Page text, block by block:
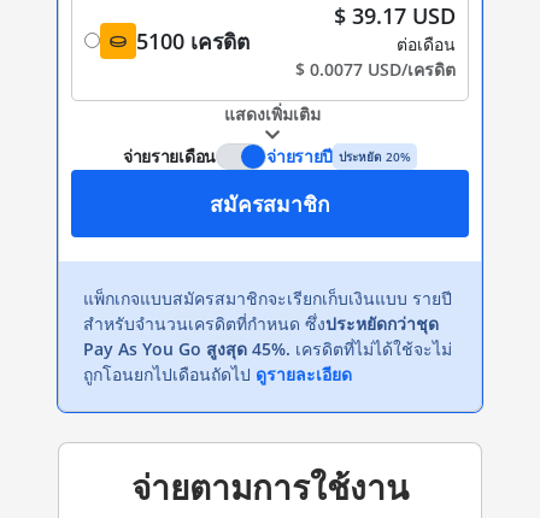
5100 เครดิต
$ 39.17 USD
ต่อเดือน
$ 0.0077 USD/เครดิต
แสดงเพิ่มเติม
จ่ายรายเดือน
จ่ายรายปี ประหยัด 20%
สมัครสมาชิก
แพ็กเกจแบบสมัครสมาชิกจะเรียกเก็บเงินแบบ รายปี
สำหรับจำนวนเครดิตที่กำหนด ซึ่งประหยัดกว่าชุด
Pay As You Go สูงสุด 45%. เครดิตที่ไม่ได้ใช้จะไม่
ถูกโอนยกไปเดือนถัดไป ดูรายละเอียด
จ่ายตามการใช้งาน